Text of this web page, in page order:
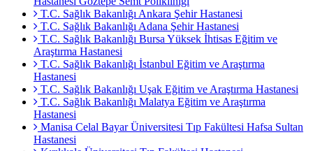
T.C. Sağlık Bakanlığı Ankara Şehir Hastanesi
T.C. Sağlık Bakanlığı Adana Şehir Hastanesi
T.C. Sağlık Bakanlığı Bursa Yüksek İhtisas Eğitim ve
Araştırma Hastanesi
T.C. Sağlık Bakanlığı İstanbul Eğitim ve Araştırma
Hastanesi
T.C. Sağlık Bakanlığı Uşak Eğitim ve Araştırma Hastanesi
T.C. Sağlık Bakanlığı Malatya Eğitim ve Araştırma
Hastanesi
Manisa Celal Bayar Üniversitesi Tıp Fakültesi Hafsa Sultan
Hastanesi